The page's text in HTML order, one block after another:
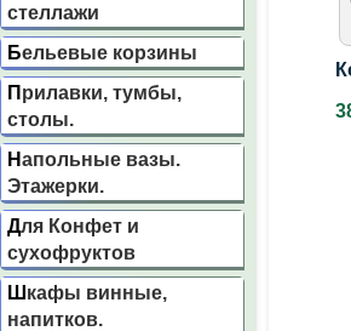
стеллажи
Бельевые корзины
Прилавки, тумбы,
столы.
Напольные вазы.
Этажерки.
Для Конфет и
сухофруктов
Шкафы винные,
напитков.